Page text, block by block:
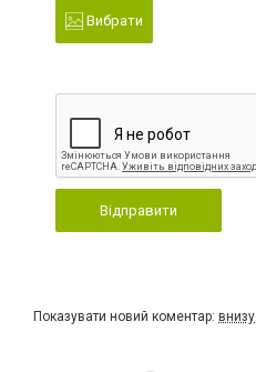
Вибрати
Відправити
Показувати новий коментар: внизу